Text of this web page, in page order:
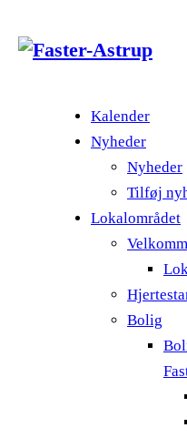
Kalender
Nyheder
Nyheder
Tilføj
Lokalområdet
Bolig